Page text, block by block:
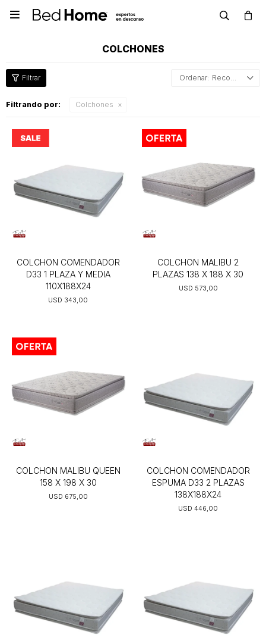

COLCHONES
Recomendados
Filtrando por: Colchones
COLCHON COMENDADOR
D33 1 PLAZA Y MEDIA
110X188X24
USD 343,00
COLCHON MALIBU 2
PLAZAS 138 X 188 X 30
USD 573,00
COLCHON MALIBU QUEEN
158 X 198 X 30
USD 675,00
COLCHON COMENDADOR
ESPUMA D33 2 PLAZAS
138X188X24
USD 446,00